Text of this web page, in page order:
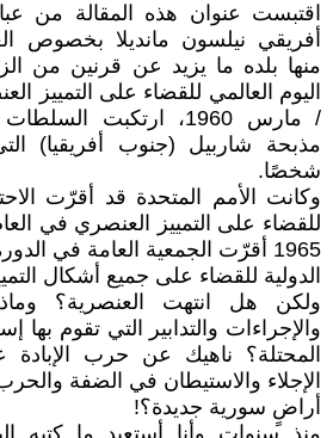
اقتبست عنوان هذه المقالة من
أفريقي نيلسون مانديلا بخصوص
منها بلده ما يزيد عن قرنين من
/ مارس 1960، ارتكبت
شخصًا.
وكانت الأمم المتحدة قد أقرّت
1965 أقرّت الجمعية العامة في
الدولية للقضاء على جميع أشكال
ولكن هل انتهت العنصرية؟
والإجراءات والتدابير التي تقوم
المحتلة؟ ناهيك عن حرب
الإجلاء والاستيطان في الضفة
أراضٍ سورية جديدة؟!